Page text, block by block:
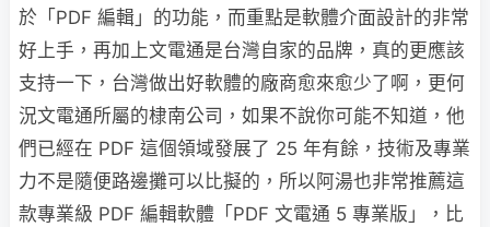
於「PDF 編輯」的功能，而重點是軟體介面設計的非常
好上手，再加上文電通是台灣自家的品牌，真的更應該
支持一下，台灣做出好軟體的廠商愈來愈少了啊，更何
況文電通所屬的棣南公司，如果不說你可能不知道，他
們已經在 PDF 這個領域發展了 25 年有餘，技術及專業
力不是隨便路邊攤可以比擬的，所以阿湯也非常推薦這
款專業級 PDF 編輯軟體「PDF 文電通 5 專業版」，比